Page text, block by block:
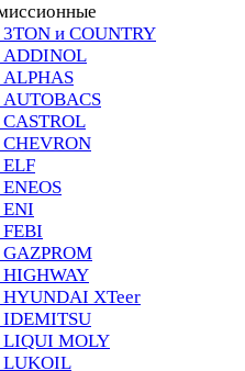
и COUNTRY
ADDINOL
ALPHAS
ENI
HIGHWAY
HYUNDAI XTeer
IDEMITSU
LIQUI MOLY
LUKOIL